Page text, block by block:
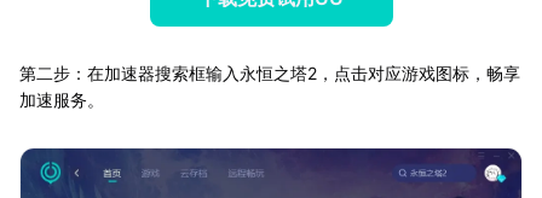
第二步：在加速器搜索框输入永恒之塔2，点击对应游戏图标，畅享
加速服务。